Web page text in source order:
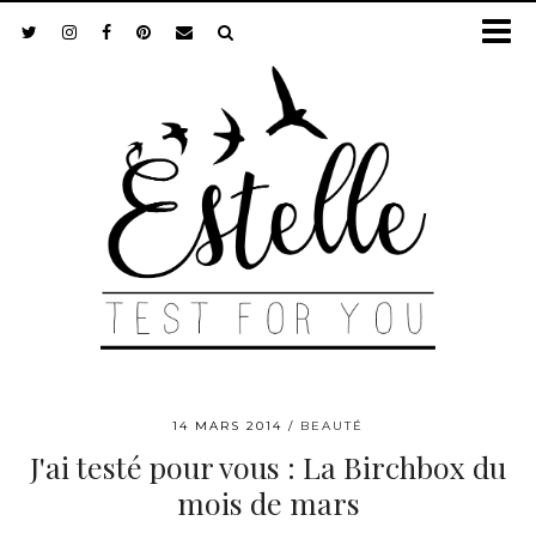
14 MARS 2014 BEAUTÉ
J'ai testé pour vous : La Birchbox du
mois de mars